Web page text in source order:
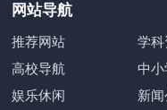
网站导航
推荐网站 学
高校导航
中小
娱乐休闲
新